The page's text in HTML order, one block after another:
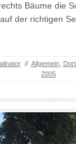
Bäume die
der richtigen
// Allgemein,
2005